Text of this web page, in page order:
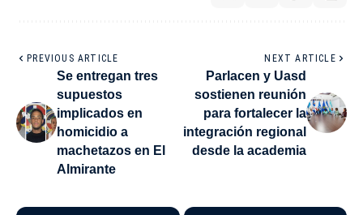
PREVIOUS ARTICLE
Se entregan tres
supuestos
implicados en
homicidio a
machetazos en El
Almirante
NEXT ARTICLE
Parlacen y Uasd
sostienen reunión
para fortalecer la
integración regional
desde la academia